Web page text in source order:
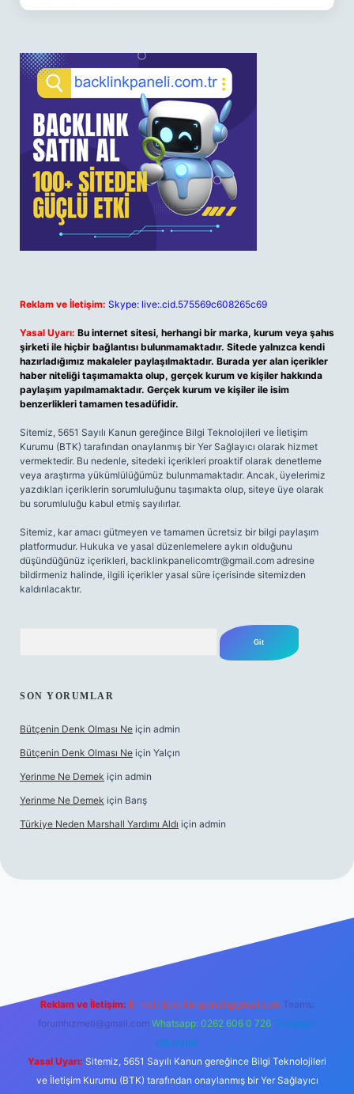
Reklam ve İletişim: Skype: live:.cid.575569c608265c69
Yasal Uyarı: Bu internet sitesi, herhangi bir marka, kurum veya şahıs
şirketi ile hiçbir bağlantısı bulunmamaktadır. Sitede yalnızca kendi
hazırladığımız makaleler paylaşılmaktadır. Burada yer alan içerikler
haber niteliği taşımamakta olup, gerçek kurum ve kişiler hakkında
paylaşım yapılmamaktadır. Gerçek kurum ve kişiler ile isim
benzerlikleri tamamen tesadüfidir.
Sitemiz, 5651 Sayılı Kanun gereğince Bilgi Teknolojileri ve İletişim
Kurumu (BTK) tarafından onaylanmış bir Yer Sağlayıcı olarak hizmet
vermektedir. Bu nedenle, sitedeki içerikleri proaktif olarak denetleme
veya araştırma yükümlülüğümüz bulunmamaktadır. Ancak, üyelerimiz
yazdıkları içeriklerin sorumluluğunu taşımakta olup, siteye üye olarak
bu sorumluluğu kabul etmiş sayılırlar.
Sitemiz, kar amacı gütmeyen ve tamamen ücretsiz bir bilgi paylaşım
platformudur. Hukuka ve yasal düzenlemelere aykırı olduğunu
düşündüğünüz içerikleri, backlinkpanelicomtr@gmail.com adresine
bildirmeniz halinde, ilgili içerikler yasal süre içerisinde sitemizden
kaldırılacaktır.
SON YORUMLAR
Bütçenin Denk Olması Ne için admin
Bütçenin Denk Olması Ne için Yalçın
Yerinme Ne Demek için admin
Yerinme Ne Demek için Barış
Türkiye Neden Marshall Yardımı Aldı için admin
hiltonbet yeni giriş
Reklam ve İletişim: E-mail: backlinkpaneli@gmail.com Teams:
forumhizmeti@gmail.com Whatsapp: 0262 606 0 726 Telegram:
@karabul
Yasal Uyarı: Sitemiz, 5651 Sayılı Kanun gereğince Bilgi Teknolojileri
ve İletişim Kurumu (BTK) tarafından onaylanmış bir Yer Sağlayıcı